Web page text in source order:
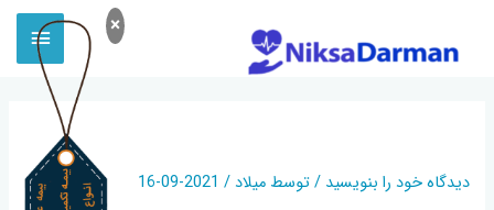
×
دیدگاه‌ خود را بنویسید / توسطمیلاد/
2021-09-16